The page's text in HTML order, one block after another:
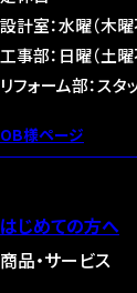
設計室：水曜（木曜
工事部：日曜（土曜
リフォーム部：ス
OB様ページ
はじめての方へ
商品・サービス